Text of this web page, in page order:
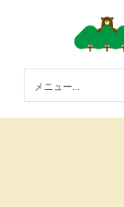
メニュー...